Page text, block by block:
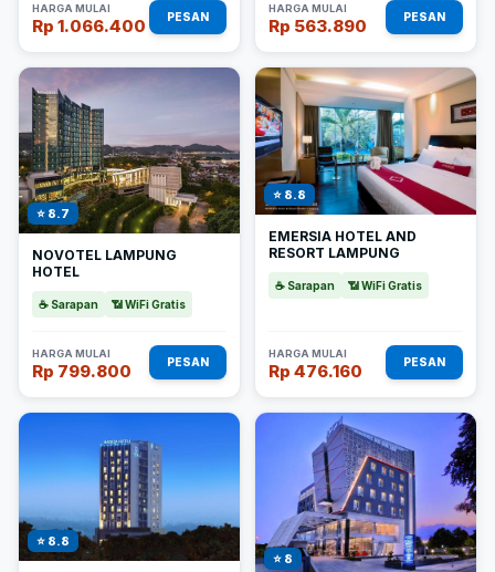
HARGA MULAI
Rp 1.066.400 PESAN
HARGA MULAI
Rp 563.890 PESAN
⭐ 8.7
NOVOTEL LAMPUNG
HOTEL
☕ Sarapan 📶 WiFi Gratis
HARGA MULAI
Rp 799.800 PESAN
⭐ 8.8
EMERSIA HOTEL AND
RESORT LAMPUNG
☕ Sarapan 📶 WiFi Gratis
HARGA MULAI
Rp 476.160 PESAN
⭐ 8.8
⭐ 8